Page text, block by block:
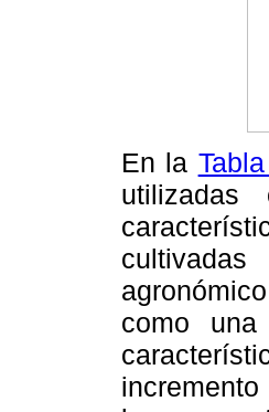
En la
como una